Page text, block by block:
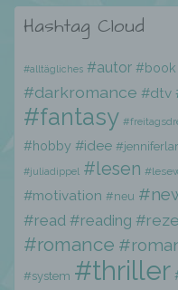
Hashtag Cloud
#alltägliches #autor #book
#darkromance #dtv
#fantasy
#hobby #idee
#juliadippel #lesen
#motivation #neu
#read #reading
#romance
#system #thriller
Daten im
verarbeitet.
i) Empfänger
Empfänger ist
Person,
Stelle, der
offengelegt
es sich bei ihr
bestimmten
dem